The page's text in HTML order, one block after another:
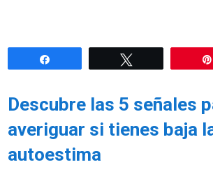
Descubre las 5 señales
averiguar si tienes baja
autoestima